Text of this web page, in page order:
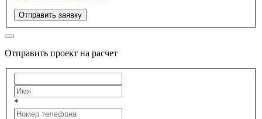
Отправить заявку
Отправить проект на расчет
*